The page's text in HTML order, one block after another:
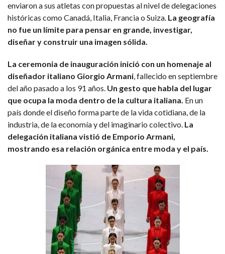
enviaron a sus atletas con propuestas al nivel de delegaciones
históricas como Canadá, Italia, Francia o Suiza. La geografía
no fue un límite para pensar en grande, investigar,
diseñar y construir una imagen sólida.
La ceremonia de inauguración inició con un homenaje al
diseñador italiano Giorgio Armani, fallecido en septiembre
del año pasado a los 91 años. Un gesto que habla del lugar
que ocupa la moda dentro de la cultura italiana. En un
país donde el diseño forma parte de la vida cotidiana, de la
industria, de la economía y del imaginario colectivo. La
delegación italiana vistió de Emporio Armani,
mostrando esa relación orgánica entre moda y el país.